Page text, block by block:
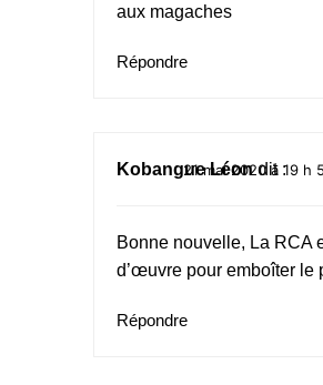
aux magaches
Répondre
Kobangue Léon dit :
21 mai 2020 à 19 h
Bonne nouvelle, La RCA
d’œuvre pour emboîter le
Répondre